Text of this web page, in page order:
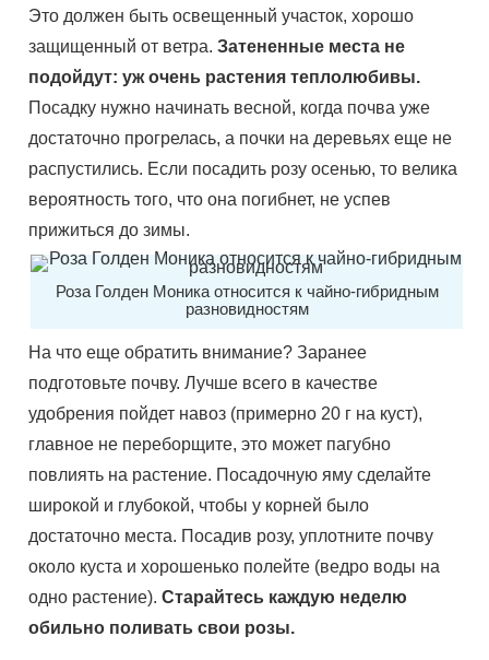
Это должен быть освещенный участок, хорошо
защищенный от ветра.Затененные места не
подойдут: уж очень растения теплолюбивы.
Посадку нужно начинать весной, когда почва уже
достаточно прогрелась, а почки на деревьях еще не
распустились. Если посадить розу осенью, то велика
вероятность того, что она погибнет, не успев
прижиться до зимы.
Роза Голден Моника относится к чайно-гибридным
разновидностям
На что еще обратить внимание? Заранее
подготовьте почву. Лучше всего в качестве
удобрения пойдет навоз (примерно 20 г на куст),
главное не переборщите, это может пагубно
повлиять на растение. Посадочную яму сделайте
широкой и глубокой, чтобы у корней было
достаточно места. Посадив розу, уплотните почву
около куста и хорошенько полейте (ведро воды на
одно растение).Старайтесь каждую неделю
обильно поливать свои розы.